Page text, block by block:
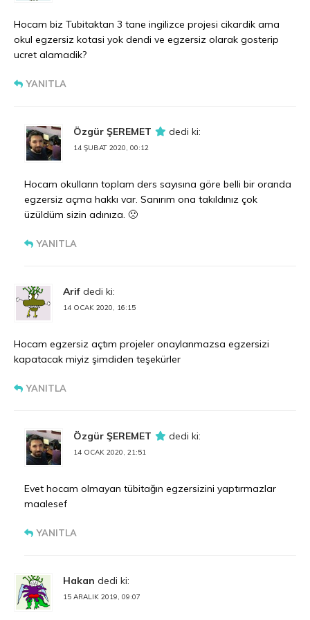
Hocam biz Tubitaktan 3 tane ingilizce projesi cikardik ama
okul egzersiz kotasi yok dendi ve egzersiz olarak gosterip
ucret alamadik?
YANITLA
Özgür ŞEREMET dedi ki:
14 ŞUBAT 2020, 00:12
Hocam okulların toplam ders sayısına göre belli bir oranda
egzersiz açma hakkı var. Sanırım ona takıldınız çok
üzüldüm sizin adınıza. 🙁
YANITLA
Arif dedi ki:
14 OCAK 2020, 16:15
Hocam egzersiz açtım projeler onaylanmazsa egzersizi
kapatacak miyiz şimdiden teşekürler
YANITLA
Özgür ŞEREMET dedi ki:
14 OCAK 2020, 21:51
Evet hocam olmayan tübitağın egzersizini yaptırmazlar
maalesef
YANITLA
Hakan dedi ki:
15 ARALIK 2019, 09:07